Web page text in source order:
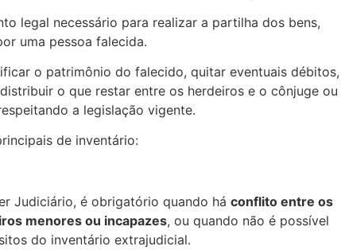
legal necessário para realizar a partilha dos bens,
uma pessoa falecida.
o patrimônio do falecido, quitar eventuais débitos,
o que restar entre os herdeiros e o cônjuge ou
a legislação vigente.
de inventário:
Judiciário, é obrigatório quando há conflito entre os
menores ou incapazes, ou quando não é possível
do inventário extrajudicial.